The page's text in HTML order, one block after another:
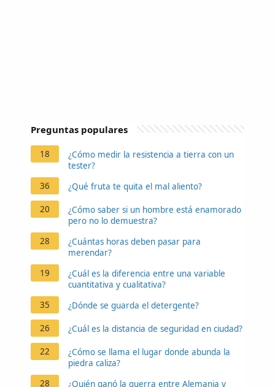
Preguntas populares
18
¿Cómo medir la resistencia a tierra con un
tester?
36
¿Qué fruta te quita el mal aliento?
20
¿Cómo saber si un hombre está enamorado
pero no lo demuestra?
28
¿Cuántas horas deben pasar para
merendar?
19
¿Cuál es la diferencia entre una variable
cuantitativa y cualitativa?
35
¿Dónde se guarda el detergente?
26 ¿Cuál es la distancia de seguridad en ciudad?
22
¿Cómo se llama el lugar donde abunda la
piedra caliza?
28
¿Quién ganó la guerra entre Alemania y